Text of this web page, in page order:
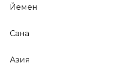
Йемен
Сана
Азия